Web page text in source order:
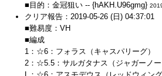
■目的：金冠狙い -- {hAKH.U96gmg}
クリア報告：2019-05-26 (日) 04:37:01
■難易度：VH
■編成
1：☆6：フォラス（キャスパリーグ）
2：☆5.5：サルガタナス（ジャガーノー